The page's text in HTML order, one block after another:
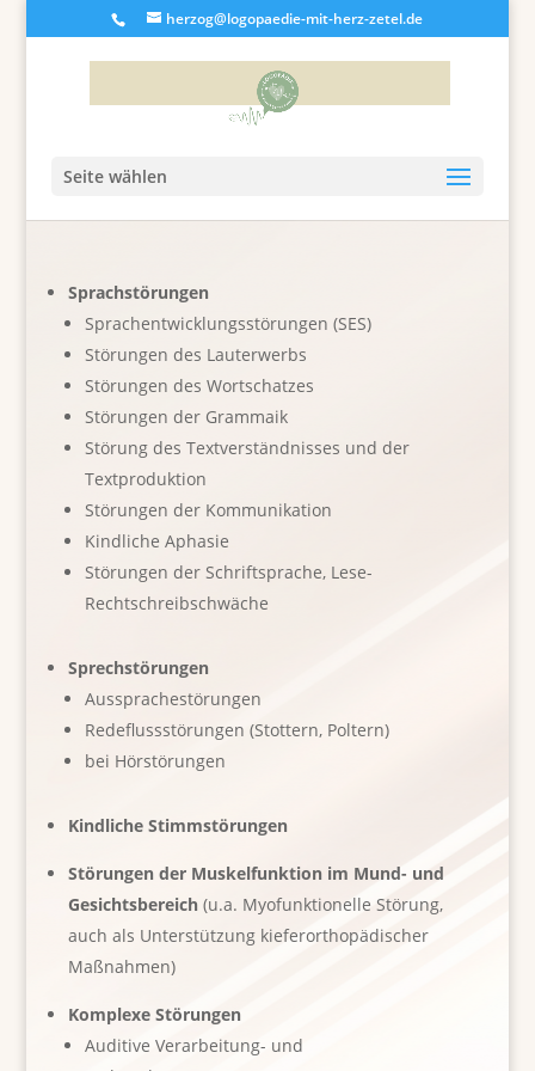
herzog@logopaedie-mit-herz-zetel.de
Seite wählen
Sprachstörungen
Sprachentwicklungsstörungen (SES)
Störungen des Lauterwerbs
Störungen des Wortschatzes
Störungen der Grammaik
Störung des Textverständnisses und der
Textproduktion
Störungen der Kommunikation
Kindliche Aphasie
Störungen der Schriftsprache, Lese-
Rechtschreibschwäche
Sprechstörungen
Aussprachestörungen
Redeflussstörungen (Stottern, Poltern)
bei Hörstörungen
Kindliche Stimmstörungen
Störungen der Muskelfunktion im Mund- und
Gesichtsbereich (u.a. Myofunktionelle Störung,
auch als Unterstützung kieferorthopädischer
Maßnahmen)
Komplexe Störungen
Auditive Verarbeitung- und